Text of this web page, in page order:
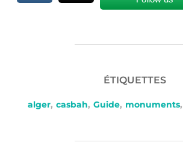
ÉTIQUETTES
alger, casbah, Guide, monuments,